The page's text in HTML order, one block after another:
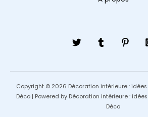
Copyright © 2026 Décoration intérieure :
Déco | Powered by Décoration intérieure :
Déco